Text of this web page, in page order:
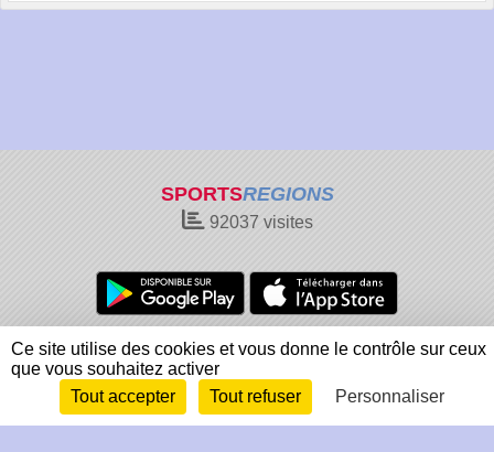
SPORTSREGIONS
92037 visites
Charte cookies
Gestion des cookies
Informations légales
Signaler un contenu inapproprié
Envie de participer ?
Connexion
Ce site utilise des cookies et vous donne le contrôle sur ceux
que vous souhaitez activer
Tout accepter
Tout refuser Personnaliser